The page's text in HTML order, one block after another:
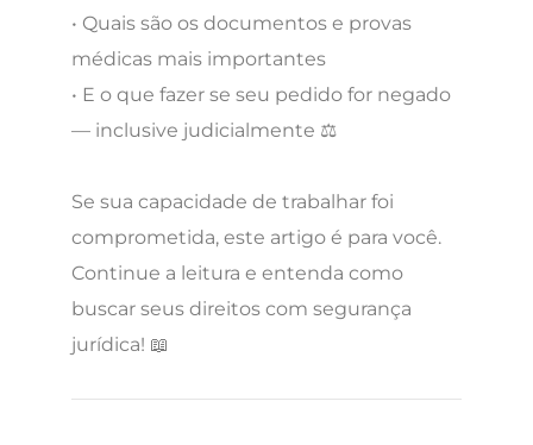
• Quais são os documentos e provas
médicas mais importantes
• E o que fazer se seu pedido for negado
— inclusive judicialmente ⚖️
Se sua capacidade de trabalhar foi
comprometida, este artigo é para você.
Continue a leitura e entenda como
buscar seus direitos com segurança
jurídica! 📖